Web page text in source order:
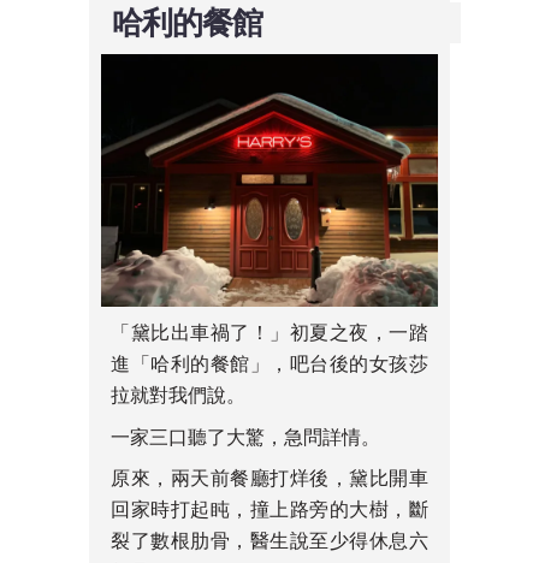
哈利的餐館
「黛比出車禍了！」初夏之夜，一踏
進「哈利的餐館」，吧台後的女孩莎
拉就對我們說。
一家三口聽了大驚，急問詳情。
原來，兩天前餐廳打烊後，黛比開車
回家時打起盹，撞上路旁的大樹，斷
裂了數根肋骨，醫生說至少得休息六